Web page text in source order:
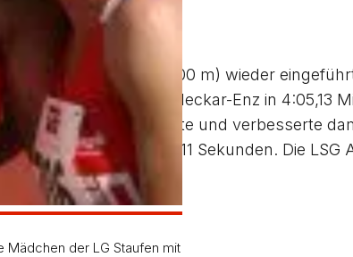
der LG Staufen mit
m, 200 m, 200 m, 800 m) wieder
siegte jetzt die LG Neckar-Enz in 4:05,13
4:06,09 Minuten Zweite und verbesserte
Sickinger) um 1,11 Sekunden. Die LSG